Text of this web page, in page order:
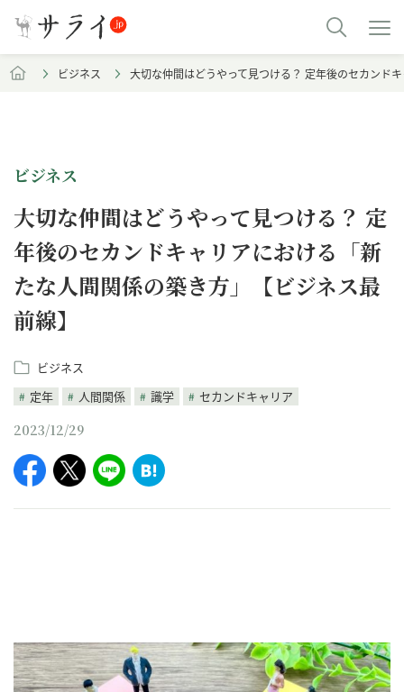
ビジネス 大切な仲間はどうやって見つける？ 定年後のセカンド
ビジネス
大切な仲間はどうやって見つける？ 定
年後のセカンドキャリアにおける「新
たな人間関係の築き方」【ビジネス最
前線】
ビジネス
定年
人間関係 識学 セカンドキャリア
2023/12/29